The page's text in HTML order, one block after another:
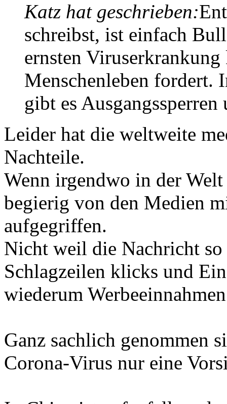
Katz hat geschrieben:
schreibst, ist einfach
ernsten
Menschenleben fordert.
gibt es
Leider hat die weltweite
Nachteile.
Wenn irgendwo in der
begierig von den Medien
aufgegriffen.
Nicht weil die Nachricht
Schlagzeilen klicks und
wiederum
Ganz sachlich genommen
Corona-Virus nur eine